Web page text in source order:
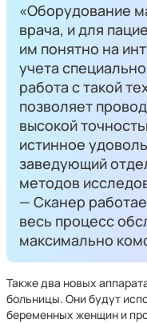
«Оборудование
врача, и для
им понятно на
учета
работа с такой
позволяет
высокой
истинное
заведующий
методов
— Сканер
весь процесс
максимально
Также два новых
больницы. Они будут
беременных женщин и